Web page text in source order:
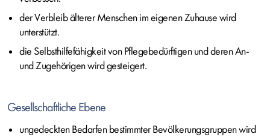
der Verbleib älterer Menschen im eigenen Zuhause wird
unterstützt.
die Selbsthilfefähigkeit von Pflegebedürftigen und deren An-
und Zugehörigen wird gesteigert.
Gesellschaftliche Ebene
ungedeckten Bedarfen bestimmter Bevölkerungsgruppen wird